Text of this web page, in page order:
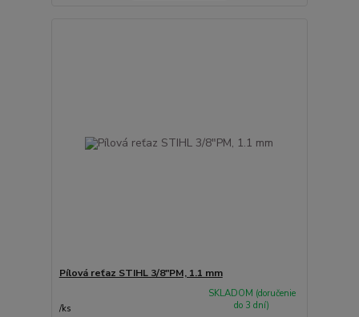
Pílová reťaz STIHL 3/8"PM, 1.1 mm
/ks
SKLADOM (doručenie
do 3 dní)